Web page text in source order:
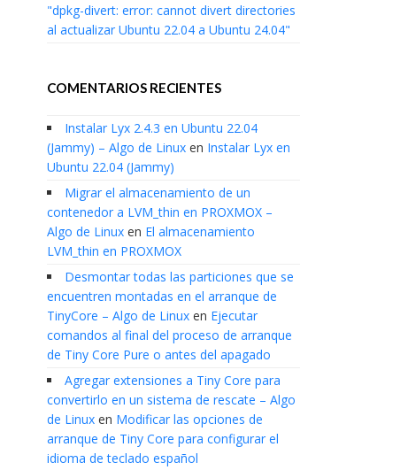
"dpkg-divert: error: cannot divert directories
al actualizar Ubuntu 22.04 a Ubuntu 24.04"
COMENTARIOS RECIENTES
Instalar Lyx 2.4.3 en Ubuntu 22.04
(Jammy) – Algo de Linux en Instalar Lyx en
Ubuntu 22.04 (Jammy)
Migrar el almacenamiento de un
contenedor a LVM_thin en PROXMOX –
Algo de Linux en El almacenamiento
LVM_thin en PROXMOX
Desmontar todas las particiones que se
encuentren montadas en el arranque de
TinyCore – Algo de Linux en Ejecutar
comandos al final del proceso de arranque
de Tiny Core Pure o antes del apagado
Agregar extensiones a Tiny Core para
convertirlo en un sistema de rescate – Algo
de Linux en Modificar las opciones de
arranque de Tiny Core para configurar el
idioma de teclado español